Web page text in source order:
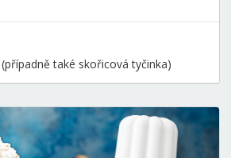
také skořicová tyčinka)